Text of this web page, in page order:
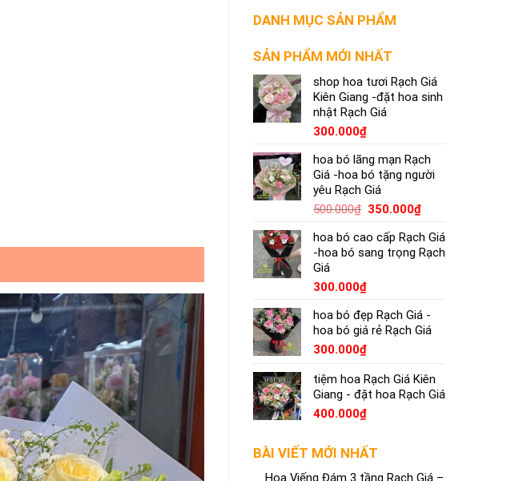
DANH MỤC SẢN PHẨM
SẢN PHẨM MỚI NHẤT
shop hoa tươi Rạch Giá
Kiên Giang -đặt hoa sinh
nhật Rạch Giá
300.000₫
hoa bó lãng mạn Rạch
Giá -hoa bó tặng người
yêu Rạch Giá
500.000₫ 350.000₫
hoa bó cao cấp Rạch Giá
-hoa bó sang trọng Rạch
Giá
300.000₫
hoa bó đẹp Rạch Giá -
hoa bó giá rẻ Rạch Giá
300.000₫
tiệm hoa Rạch Giá Kiên
Giang - đặt hoa Rạch Giá
400.000₫
BÀI VIẾT MỚI NHẤT